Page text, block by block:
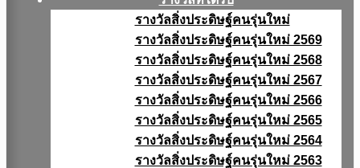
รางวัลสิ่งประดิษฐ์คนรุ่นใหม่
รางวัลสิ่งประดิษฐ์คนรุ่นใหม่ 2569
รางวัลสิ่งประดิษฐ์คนรุ่นใหม่ 2568
รางวัลสิ่งประดิษฐ์คนรุ่นใหม่ 2567
รางวัลสิ่งประดิษฐ์คนรุ่นใหม่ 2566
รางวัลสิ่งประดิษฐ์คนรุ่นใหม่ 2565
รางวัลสิ่งประดิษฐ์คนรุ่นใหม่ 2564
รางวัลสิ่งประดิษฐ์คนรุ่นใหม่ 2563